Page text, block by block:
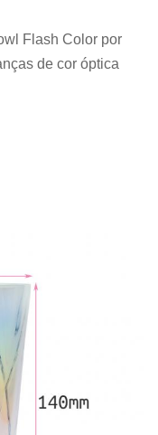
Flash Color por
de cor óptica